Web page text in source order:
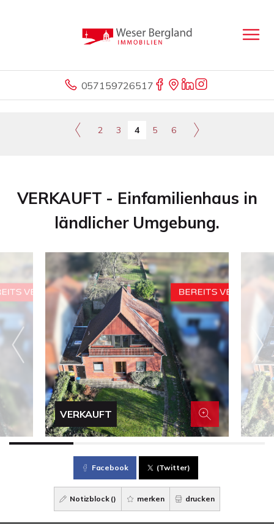
057159726517
2 3 4 5 6
VERKAUFT - Einfamilienhaus in
ländlicher Umgebung.
VERKAUFT
Facebook (Twitter)
Notizblock () merken drucken